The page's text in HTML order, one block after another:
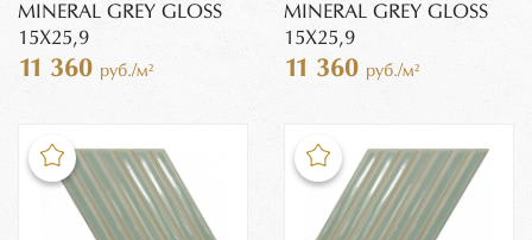
MINERAL GREY GLOSS
15X25,9
11 360 руб./м²
MINERAL GREY GLOSS
15X25,9
11 360 руб./м²